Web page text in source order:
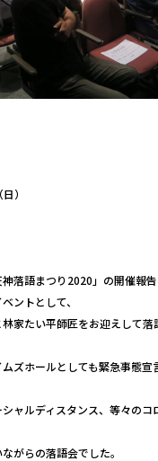
）
落語まつり2020」の開催報
ントとして、
家たい平師匠をお迎えして落
ズホールとしても緊急事態宣
ャルディスタンス、等々のコ
がらの落語会でした。